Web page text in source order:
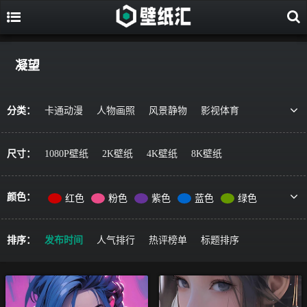
凝望
分类： 卡通动漫 人物画照 风景静物
影视体育
艺术绘画
宇宙星空 军事科技
简约主义
尺寸： 1080P壁纸 2K壁纸 4K壁纸 8K壁纸
颜色： 红色 粉色 紫色 蓝色
绿色
黄色
橙色 棕色 灰色
黑色
彩色
排序： 发布时间 人气排行 热评榜单 标题排序